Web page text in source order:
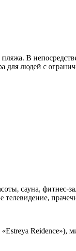
В
для людей с
сауна, фитнес-
Reidence»),